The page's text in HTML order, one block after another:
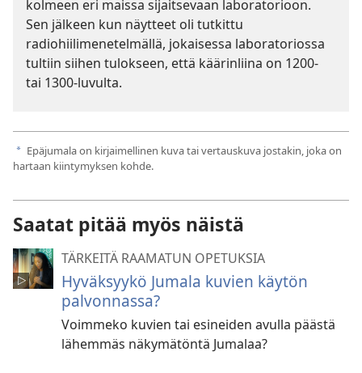
kolmeen eri maissa sijaitsevaan laboratorioon.
Sen jälkeen kun näytteet oli tutkittu
radiohiilimenetelmällä, jokaisessa laboratoriossa
tultiin siihen tulokseen, että käärinliina on 1200-
tai 1300-luvulta.
a Epäjumala on kirjaimellinen kuva tai vertauskuva jostakin, joka on
hartaan kiintymyksen kohde.
Saatat pitää myös näistä
TÄRKEITÄ RAAMATUN OPETUKSIA
Hyväksyykö Jumala kuvien käytön
palvonnassa?
Voimmeko kuvien tai esineiden avulla päästä
lähemmäs näkymätöntä Jumalaa?